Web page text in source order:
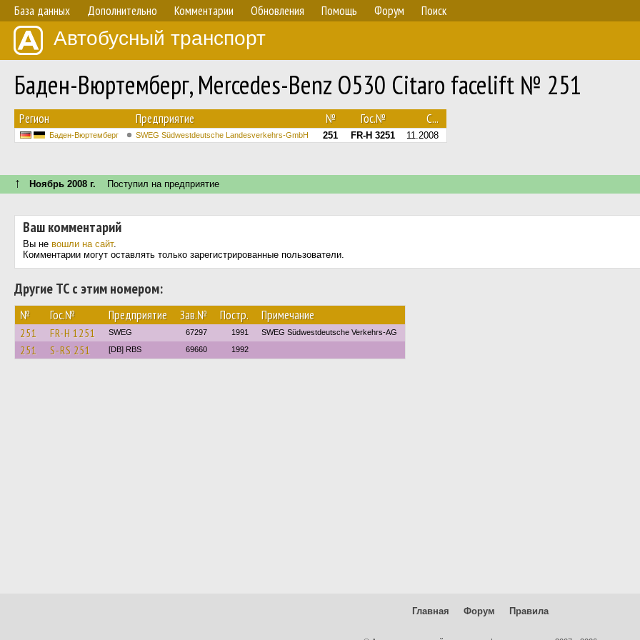
База данных Дополнительно Комментарии Обновления Помощь Форум Поиск
Автобусный транспорт
Баден-Вюртемберг, Mercedes-Benz O530 Citaro facelift № 251
Регион Предприятие № Гос.№ С...
Баден-Вюртемберг SWEG Südwestdeutsche Landesverkehrs-GmbH 251 FR-H 3251 11.2008
↑ Ноябрь 2008 г. Поступил на предприятие
Ваш комментарий
Вы не вошли на сайт.
Комментарии могут оставлять только зарегистрированные пользователи.
Другие ТС с этим номером:
№ Гос.№ Предприятие Зав.№ Постр. Примечание
251 FR-H 1251 SWEG 67297 1991 SWEG Südwestdeutsche Verkehrs-AG
251 S-RS 251 [DB] RBS 69660 1992
Главная Форум Правила